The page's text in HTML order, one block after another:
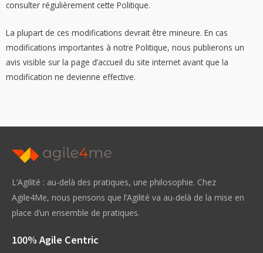
consulter régulièrement cette Politique.
La plupart de ces modifications devrait être mineure. En cas
modifications importantes à notre Politique, nous publierons un
avis visible sur la page d’accueil du site internetavant que la
modification ne devienne effective.
L’Agilité : au-delà des pratiques, une philosophie. Chez
Agile4Me, nous pensons que l’Agilité va au-delà de la mise en
place d’un ensemble de pratiques.
100% Agile Centric